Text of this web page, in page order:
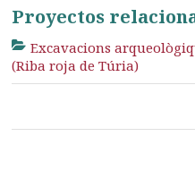
Proyectos
Excavacions
(Riba roja de Túria)